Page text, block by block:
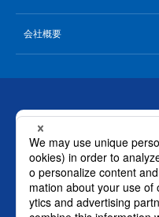
会社概要
お
ロート製薬